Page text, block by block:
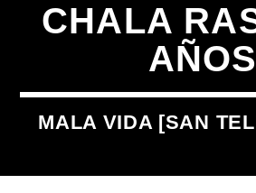
CHALA
AÑOS
MALA VIDA [SAN